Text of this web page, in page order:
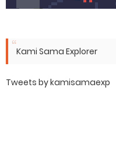
Kami Sama Explorer
Tweets by kamisamaexp